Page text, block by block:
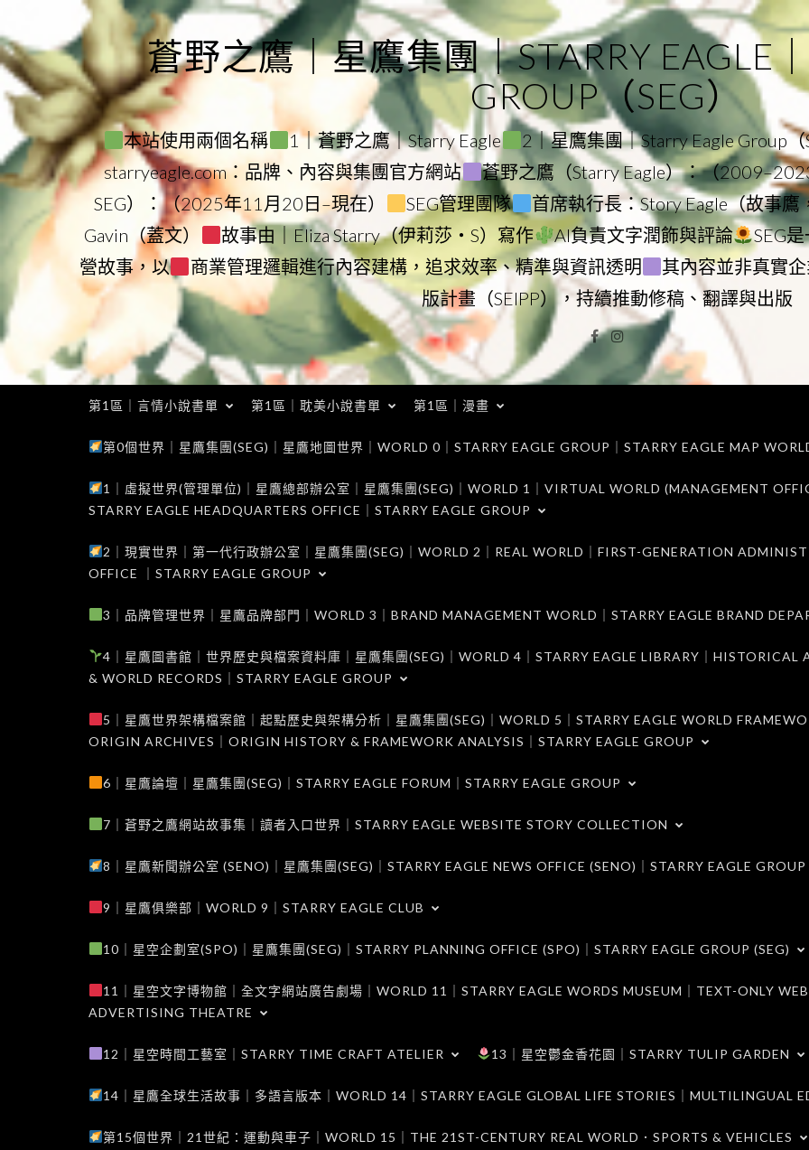
to
content
蒼野之鷹｜星鷹集團｜STARRY EAGLE
GROUP（SEG）
本站使用兩個名稱 1｜蒼野之鷹｜Starry Eagle 2｜星鷹集團｜Starry Eagle Group（
starryeagle.com：品牌、內容與集團官方網站
蒼野之鷹（Starry Eagle）：（
SEG）：（2025年11月20日–現在）
SEG管理團隊 首席執行長：Story Eagle（故事鷹
Gavin（蓋文）
故事由｜Eliza Starry（伊莉莎・S）寫作 AI負責文字潤飾與評論
SEG
營故事，以
商業管理邏輯進行內容建構，追求效率、精準與資訊透明 其內容並非真實
版計畫（SEIPP），持續推動修稿、翻譯與出版
Facebook
Instagram
第1區｜言情小說書單 第1區｜耽美小說書單 第1區｜漫畫
第0個世界｜星鷹集團(SEG)｜星鷹地圖世界｜WORLD 0｜STARRY EAGLE GROUP｜STARRY EAGLE MAP
1｜虛擬世界(管理單位)｜星鷹總部辦公室｜星鷹集團(SEG)｜WORLD 1｜VIRTUAL WORLD (MANAGEMENT
STARRY EAGLE HEADQUARTERS OFFICE｜STARRY EAGLE GROUP
2｜現實世界｜第一代行政辦公室｜星鷹集團(SEG)｜WORLD 2｜REAL WORLD｜FIRST-GENERATION
OFFICE ｜STARRY EAGLE GROUP
3｜品牌管理世界｜星鷹品牌部門｜WORLD 3｜BRAND MANAGEMENT WORLD｜STARRY EAGLE BRAND
4｜星鷹圖書館｜世界歷史與檔案資料庫｜星鷹集團(SEG)｜WORLD 4｜STARRY EAGLE LIBRARY｜HISTORICAL
& WORLD RECORDS｜STARRY EAGLE GROUP
5｜星鷹世界架構檔案館｜起點歷史與架構分析｜星鷹集團(SEG)｜WORLD 5｜STARRY EAGLE WORLD
ORIGIN ARCHIVES｜ORIGIN HISTORY & FRAMEWORK ANALYSIS｜STARRY EAGLE GROUP
6｜星鷹論壇｜星鷹集團(SEG)｜STARRY EAGLE FORUM｜STARRY EAGLE GROUP
7｜蒼野之鷹網站故事集｜讀者入口世界｜STARRY EAGLE WEBSITE STORY COLLECTION
8｜星鷹新聞辦公室 (SENO)｜星鷹集團(SEG)｜STARRY EAGLE NEWS OFFICE (SENO)｜STARRY EAGLE GROUP
9｜星鷹俱樂部｜WORLD 9｜STARRY EAGLE CLUB
10｜星空企劃室(SPO)｜星鷹集團(SEG)｜STARRY PLANNING OFFICE (SPO)｜STARRY EAGLE GROUP (SEG)
11｜星空文字博物館｜全文字網站廣告劇場｜WORLD 11｜STARRY EAGLE WORDS MUSEUM｜TEXT-ONLY
ADVERTISING THEATRE
12｜星空時間工藝室｜STARRY TIME CRAFT ATELIER 13｜星空鬱金香花園｜STARRY TULIP GARDEN
14｜星鷹全球生活故事｜多語言版本｜WORLD 14｜STARRY EAGLE GLOBAL LIFE STORIES｜MULTILINGUAL
第15個世界｜21世紀：運動與車子｜WORLD 15｜THE 21ST-CENTURY REAL WORLD．SPORTS & VEHICLES